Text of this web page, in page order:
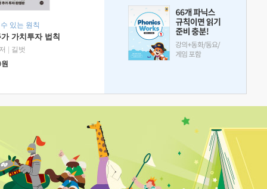
있는 원칙
가치투자 법칙
길벗
원